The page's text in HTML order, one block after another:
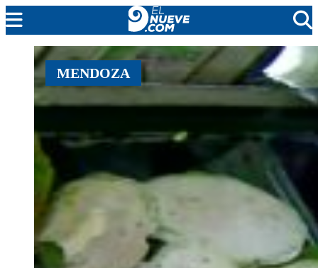
EL NUEVE
SOCIEDAD
POLÍTICA
EN VIVO
MENDOZA